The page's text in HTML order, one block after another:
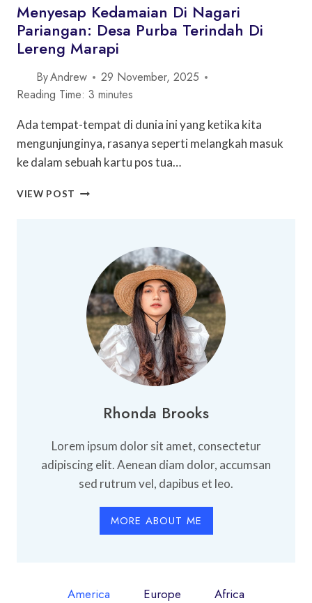
Menyesap Kedamaian Di Nagari
Pariangan: Desa Purba Terindah Di
Lereng Marapi
ByAndrew
29 November, 2025
Reading Time: 3 minutes
Ada tempat-tempat di dunia ini yang ketika kita
mengunjunginya, rasanya seperti melangkah masuk
ke dalam sebuah kartu pos tua…
VIEW POST MENYESAP
PARIANGAN:
PURBA
TERINDAH
LERENG
MARAPI
Rhonda Brooks
Lorem ipsum dolor sit amet, consectetur
adipiscing elit. Aenean diam dolor, accumsan
sed rutrum vel, dapibus et leo.
MORE ABOUT ME
America Europe Africa